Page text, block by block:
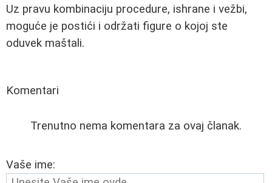
Uz pravu kombinaciju procedure, ishrane i vežbi,
moguće je postići i održati figure o kojoj ste
oduvek maštali.
Komentari
Trenutno nema komentara za ovaj članak.
Vaše ime: